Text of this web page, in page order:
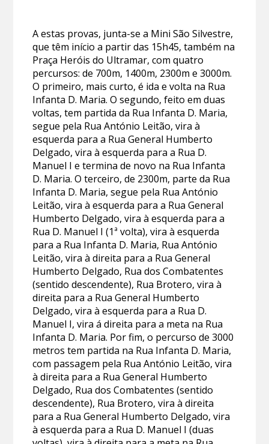
A estas provas, junta-se a Mini São Silvestre,
que têm início a partir das 15h45, também na
Praça Heróis do Ultramar, com quatro
percursos: de 700m, 1400m, 2300m e 3000m.
O primeiro, mais curto, é ida e volta na Rua
Infanta D. Maria. O segundo, feito em duas
voltas, tem partida da Rua Infanta D. Maria,
segue pela Rua António Leitão, vira à
esquerda para a Rua General Humberto
Delgado, vira à esquerda para a Rua D.
Manuel I e termina de novo na Rua Infanta
D. Maria. O terceiro, de 2300m, parte da Rua
Infanta D. Maria, segue pela Rua António
Leitão, vira à esquerda para a Rua General
Humberto Delgado, vira à esquerda para a
Rua D. Manuel I (1ª volta), vira à esquerda
para a Rua Infanta D. Maria, Rua António
Leitão, vira à direita para a Rua General
Humberto Delgado, Rua dos Combatentes
(sentido descendente), Rua Brotero, vira à
direita para a Rua General Humberto
Delgado, vira à esquerda para a Rua D.
Manuel I, vira á direita para a meta na Rua
Infanta D. Maria. Por fim, o percurso de 3000
metros tem partida na Rua Infanta D. Maria,
com passagem pela Rua António Leitão, vira
à direita para a Rua General Humberto
Delgado, Rua dos Combatentes (sentido
descendente), Rua Brotero, vira à direita
para a Rua General Humberto Delgado, vira
à esquerda para a Rua D. Manuel I (duas